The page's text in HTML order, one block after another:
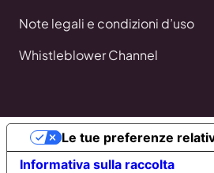
Note legali e condizioni d’uso
Whistleblower Channel
Informativa sulla raccolta
Le tue preferenze